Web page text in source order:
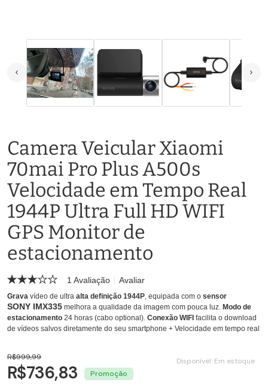
Camera Veicular Xiaomi
70mai Pro Plus A500s
Velocidade em Tempo Real
1944P Ultra Full HD WIFI
GPS Monitor de
estacionamento
1 Avaliação Avaliar
Grava vídeo de ultra alta definição 1944P, equipada com o sensor
SONY IMX335 melhora a qualidade da imagem com pouca luz. Modo de
estacionamento 24 horas (cabo optional). Conexão WIFI facilita o download
de vídeos salvos diretamente do seu smartphone + Velocidade em tempo real
Disponível: Em estoque
R$999,99
R$736,83